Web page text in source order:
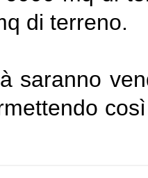
di terreno.
saranno